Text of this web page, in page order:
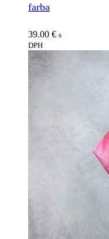
farba
39.00 € s
DPH